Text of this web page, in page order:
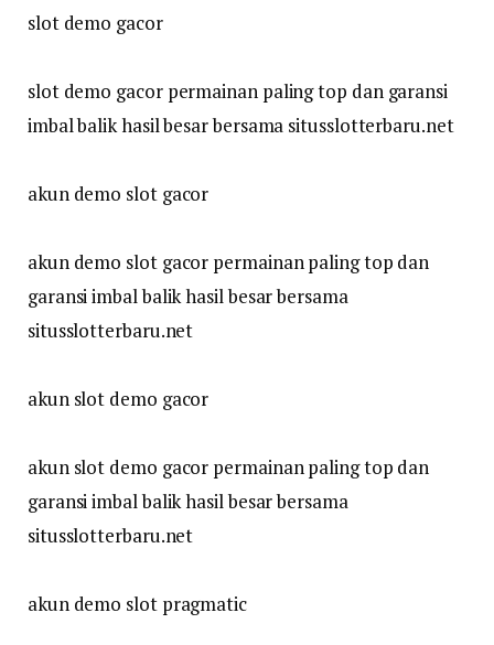
slot demo gacor
slot demo gacor permainan paling top dan garansi
imbal balik hasil besar bersama situsslotterbaru.net
akun demo slot gacor
akun demo slot gacor permainan paling top dan
garansi imbal balik hasil besar bersama
situsslotterbaru.net
akun slot demo gacor
akun slot demo gacor permainan paling top dan
garansi imbal balik hasil besar bersama
situsslotterbaru.net
akun demo slot pragmatic